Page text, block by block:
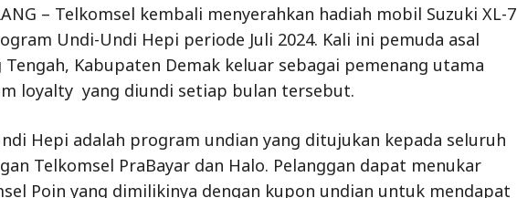
– Telkomsel kembali menyerahkan hadiah mobil Suzuki XL-7
Undi-Undi Hepi periode Juli 2024. Kali ini pemuda asal
Tengah, Kabupaten Demak keluar sebagai pemenang utama
loyalty yang diundi setiap bulan tersebut.
Hepi adalah program undian yang ditujukan kepada seluruh
Telkomsel PraBayar dan Halo. Pelanggan dapat menukar
Poin yang dimilikinya dengan kupon undian untuk mendapat